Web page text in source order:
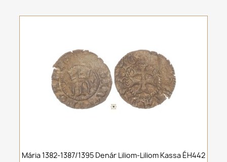
Mária 1382-1387/1395 Denár Liliom-Liliom Kassa ÉH442